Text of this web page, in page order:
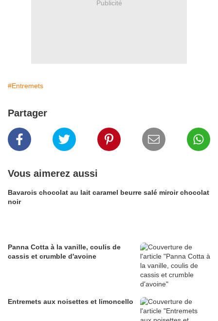
Publicité
#Entremets
Partager
Vous aimerez aussi
Bavarois chocolat au lait caramel beurre salé miroir chocolat
noir
Panna Cotta à la vanille, coulis de
cassis et crumble d'avoine
Entremets aux noisettes et limoncello